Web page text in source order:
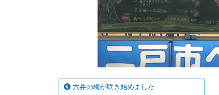
六弁の梅が咲き始めました